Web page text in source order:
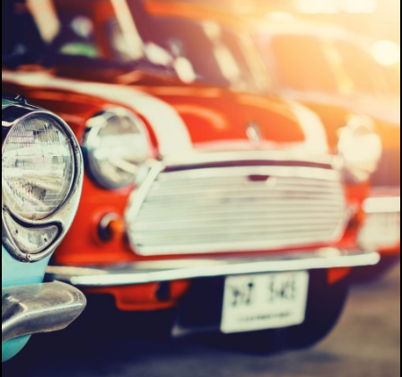
Infos pratiques
Contact
Billetterie